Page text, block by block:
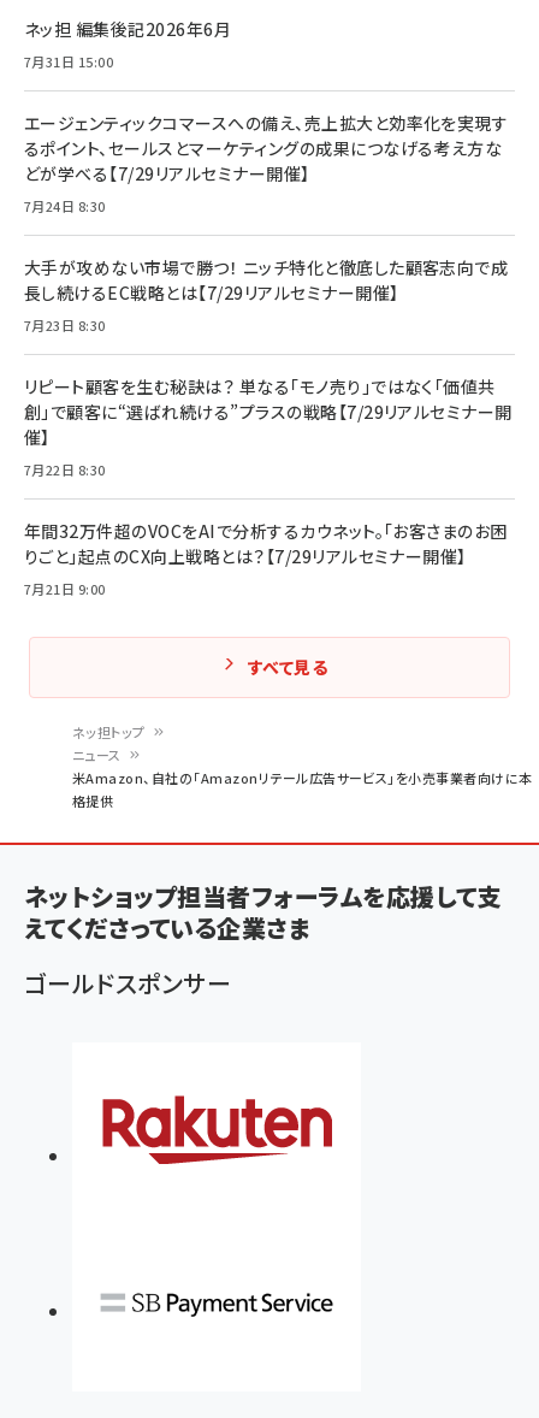
く
ず
ネッ担トップ
ニュース
米Amazon、自社の「Amazonリテール広告サービス」を小売事業者向けに本
格提供
ネッ担 編集後記2026年6月
7月31日 15:00
エージェンティックコマースへの備え、売上拡大と効率化を実現す
るポイント、セールスとマーケティングの成果につなげる考え方な
どが学べる【7/29リアルセミナー開催】
7月24日 8:30
大手が攻めない市場で勝つ！ ニッチ特化と徹底した顧客志向で成
長し続けるEC戦略とは【7/29リアルセミナー開催】
7月23日 8:30
リピート顧客を生む秘訣は？ 単なる「モノ売り」ではなく「価値共
創」で顧客に“選ばれ続ける”プラスの戦略【7/29リアルセミナー開
催】
7月22日 8:30
年間32万件超のVOCをAIで分析するカウネット。「お客さまのお困
りごと」起点のCX向上戦略とは？【7/29リアルセミナー開催】
7月21日 9:00
すべて見る
ネットショップ担当者フォーラムを応援して支
えてくださっている企業さま
ゴールドスポンサー